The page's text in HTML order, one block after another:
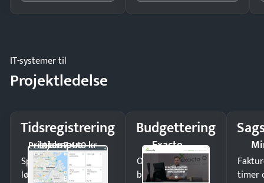
IT-systemer til
Projektledelse
Tidsregistrering
Intempus
Pristjek: 7.440 kr
Spar tid på
lønberegning og få
Budgettering
Exacto
Opdag
budgetafvigelser i
timer